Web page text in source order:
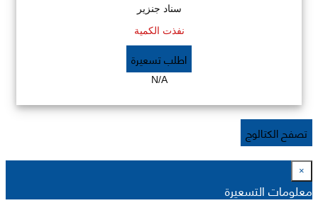
سناد جنزير
نفذت الكمية
اطلب تسعيرة
N/A
تصفح الكتالوج
×
معلومات التسعيرة